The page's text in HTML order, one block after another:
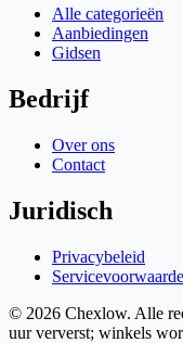
Alle categorieën
Aanbiedingen
Gidsen
Bedrijf
Over ons
Contact
Juridisch
Privacybeleid
© 2026 Chexlow. Alle
uur ververst; winkels